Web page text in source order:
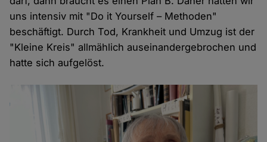
uns intensiv mit "Do it Yourself – Methoden"
beschäftigt. Durch Tod, Krankheit und Umzug ist der
"Kleine Kreis" allmählich auseinandergebrochen und
hatte sich aufgelöst.